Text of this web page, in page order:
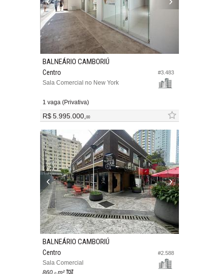
#3.483
BALNEÁRIO CAMBORIÚ
Centro
Sala Comercial no New York
1 vaga (Privativa)
R$ 5.995.000,00
#2.588
BALNEÁRIO CAMBORIÚ
Centro
Sala Comercial